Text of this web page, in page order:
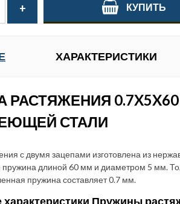
+ КУПИТЬ
ХАРАКТЕРИСТИКИ
РАСТЯЖЕНИЯ
СТАЛИ
с двумя зацепами изготовлена из
пружина длиной 60 мм и диаметром 5 мм.
пружина составляет 0.7 мм.
характеристики Пружины